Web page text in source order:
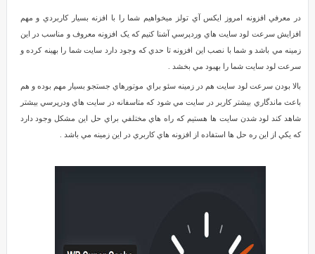
در معرفي افزونه امروز ايکس آي تولز ميخواهيم شما را با افزنه بسيار کاربردي و مهم
افزايش سرعت لود سايت هاي وردپرسي آشنا کنيم که يک افزونه معروف و مناسب در اين
زمينه مي باشد و شما با نصب اين افزونه تا حدي که وجود دارد سايت شما را بهينه کرده و
سرعت لود سايت شما را بهبود مي بخشد .
بالا بودن سرعت لود سايت هم در زمينه سئو براي موتورهاي جستجو بسيار مهم بوده و هم
باعث ماندگاري بيشتر کاربر در سايت مي شود که متاسفانه در سايت هاي ودرپرسي بيشتر
شاهد کند لود شدن سايت ها هستيم که راه هاي مختلفي براي حل اين مشکل وجود دارد
که يکي از اين ره حل ها استفاده از افزونه هاي کاربري در اين زمينه مي باشد .